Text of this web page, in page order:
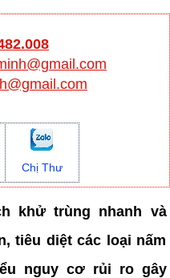
Chị Thư
khử trùng nhanh và
tiêu diệt các loại nấm
nguy cơ rủi ro gây